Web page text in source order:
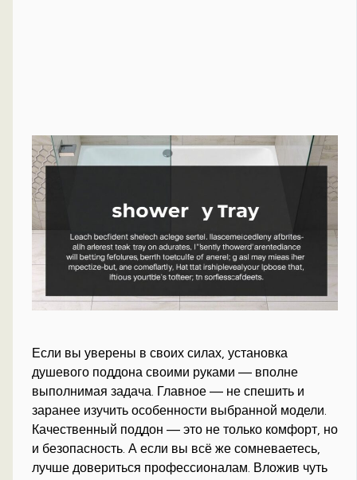
Если вы уверены в своих силах, установка
душевого поддона своими руками — вполне
выполнимая задача. Главное — не спешить и
заранее изучить особенности выбранной модели.
Качественный поддон — это не только комфорт, но
и безопасность. А если вы всё же сомневаетесь,
лучше довериться профессионалам. Вложив чуть